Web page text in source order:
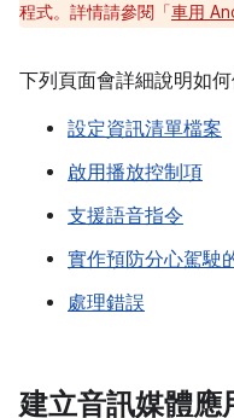
程式。詳情請參閱「車用
下列頁面會詳細說明如
設定資訊清單檔案
啟用播放控制項
支援語音指令
實作預防分心駕駛
處理錯誤
建立音訊媒體應